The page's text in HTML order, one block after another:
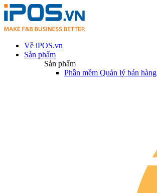
Về iPOS.vn
Sản phẩm
Sản phẩm
Phần mềm Quản lý bán hàng